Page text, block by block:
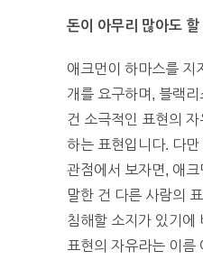
돈이 아무리 많아도 할
애크먼이 하마스를 지
개를 요구하며, 블랙
건 소극적인 표현의
하는 표현입니다. 다
관점에서 보자면, 애크
말한 건 다른 사람의
침해할 소지가 있기에
표현의 자유라는 이름